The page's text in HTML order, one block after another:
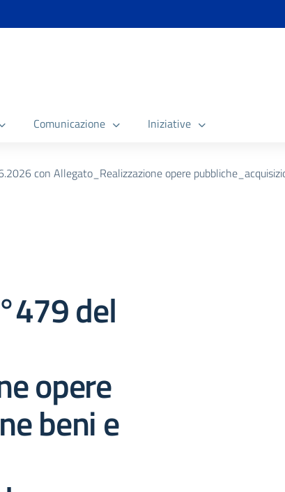
Comunicazione Iniziative
con Allegato_Realizzazione opere
del
opere
beni e